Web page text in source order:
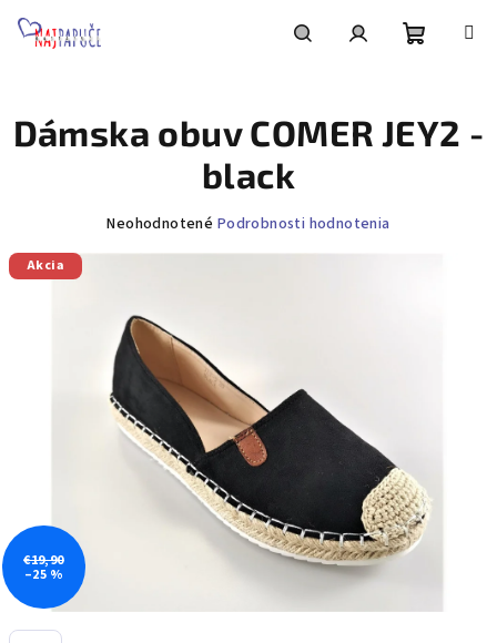
košík
Dámska obuv COMER JEY2 -
black
Priemerné
5
hviezdičiek.
Neohodnotené Podrobnosti hodnotenia
Akcia
€19,90
–25 %